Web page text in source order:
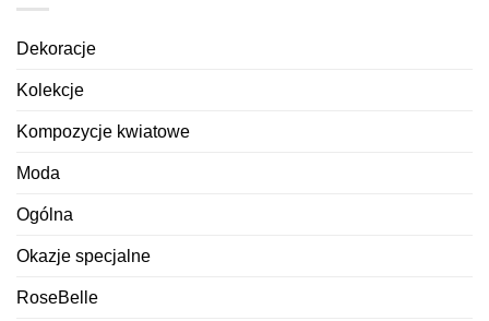
Dekoracje
Kolekcje
Kompozycje kwiatowe
Moda
Ogólna
Okazje specjalne
RoseBelle